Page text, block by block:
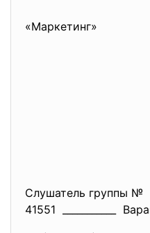
«Маркетинг»
Слушатель группы №
41551 ___________